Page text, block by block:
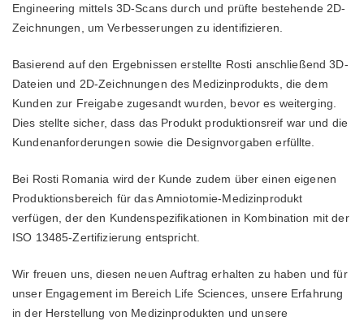
Engineering mittels 3D-Scans durch und prüfte bestehende 2D-
Zeichnungen, um Verbesserungen zu identifizieren.
Basierend auf den Ergebnissen erstellte Rosti anschließend 3D-
Dateien und 2D-Zeichnungen des Medizinprodukts, die dem
Kunden zur Freigabe zugesandt wurden, bevor es weiterging.
Dies stellte sicher, dass das Produkt produktionsreif war und die
Kundenanforderungen sowie die Designvorgaben erfüllte.
Bei Rosti Romania wird der Kunde zudem über einen eigenen
Produktionsbereich für das Amniotomie-Medizinprodukt
verfügen, der den Kundenspezifikationen in Kombination mit der
ISO 13485-Zertifizierung entspricht.
Wir freuen uns, diesen neuen Auftrag erhalten zu haben und für
unser Engagement im Bereich Life Sciences, unsere Erfahrung
in der Herstellung von Medizinprodukten und unsere